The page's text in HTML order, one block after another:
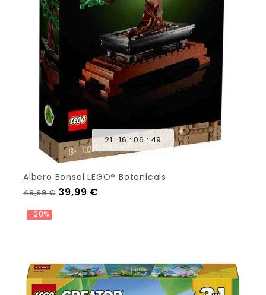
21 16 06 47
Albero Bonsai LEGO® Botanicals
Prezzo regolare
49,99 € Prezzo
39,99 €
-20%